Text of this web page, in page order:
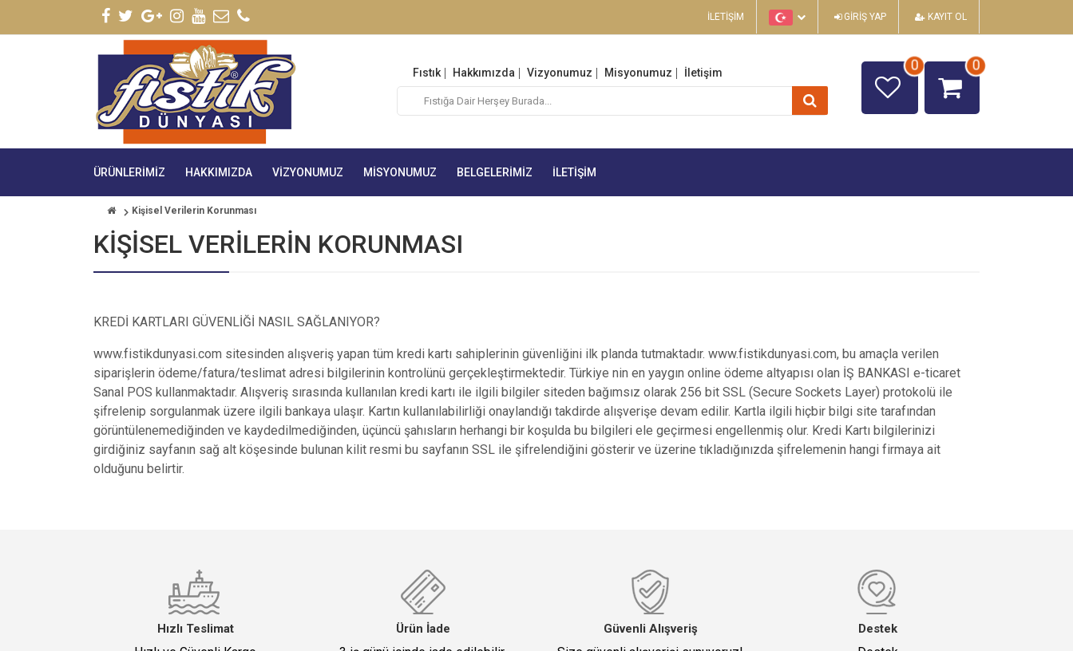
İLETIŞIM GIRIŞ YAP KAYIT OL
Fıstık Hakkımızda Vizyonumuz Misyonumuz İletişim
0 0
ÜRÜNLERIMIZ HAKKIMIZDA VIZYONUMUZ MISYONUMUZ BELGELERIMIZ İLETIŞIM
Kişisel Verilerin Korunması
KIŞISEL VERILERIN KORUNMASI
KREDİ KARTLARI GÜVENLİĞİ NASIL SAĞLANIYOR?
www.fistikdunyasi.com sitesinden alışveriş yapan tüm kredi kartı sahiplerinin güvenliğini ilk planda tutmaktadır. www.fistikdunyasi.com, bu amaçla verilen
siparişlerin ödeme/fatura/teslimat adresi bilgilerinin kontrolünü gerçekleştirmektedir. Türkiye nin en yaygın online ödeme altyapısı olan İŞ BANKASI e-ticaret
Sanal POS kullanmaktadır. Alışveriş sırasında kullanılan kredi kartı ile ilgili bilgiler siteden bağımsız olarak 256 bit SSL (Secure Sockets Layer) protokolü ile
şifrelenip sorgulanmak üzere ilgili bankaya ulaşır. Kartın kullanılabilirliği onaylandığı takdirde alışverişe devam edilir. Kartla ilgili hiçbir bilgi site tarafından
görüntülenemediğinden ve kaydedilmediğinden, üçüncü şahısların herhangi bir koşulda bu bilgileri ele geçirmesi engellenmiş olur. Kredi Kartı bilgilerinizi
girdiğiniz sayfanın sağ alt köşesinde bulunan kilit resmi bu sayfanın SSL ile şifrelendiğini gösterir ve üzerine tıkladığınızda şifrelemenin hangi firmaya ait
olduğunu belirtir.
Hızlı Teslimat Ürün İade Güvenli Alışveriş Destek